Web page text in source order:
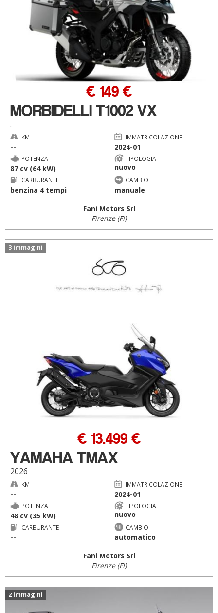
MORBIDELLI T1002 VX
.
€ 149 €
KM
--
IMMATRICOLAZIONE
2024-01
POTENZA
87 cv (64 kW)
TIPOLOGIA
nuovo
CARBURANTE
benzina 4 tempi
CAMBIO
manuale
Fani Motors Srl
Firenze (FI)
3 immagini
YAMAHA TMAX
2026
€ 13.499 €
KM
--
IMMATRICOLAZIONE
2024-01
POTENZA
48 cv (35 kW)
TIPOLOGIA
nuovo
CARBURANTE
--
CAMBIO
automatico
Fani Motors Srl
Firenze (FI)
2 immagini